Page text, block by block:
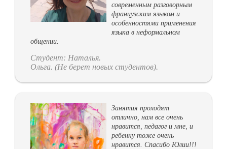
современным разговорным
французским языком и
особенностями применения
языка в неформальном
общении.
Студент: Наталья.
Ольга. (Не берет новых студентов).
Занятия проходят
отлично, нам все очень
нравится, педагог и мне, и
ребенку тоже очень
нравится. Спасибо Юлии!!!